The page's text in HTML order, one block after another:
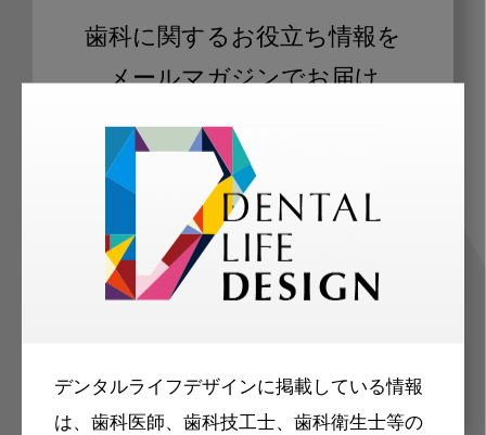
デンタルライフデザインに掲載している情報
は、歯科医師、歯科技工士、歯科衛生士等の
歯科に関するお役立ち情報を
メールマガジンでお届け
ご登録いただいた職種（歯科医師、歯
科衛生士、歯科技工士）に合わせた内
容のメールマガジンをお届けします。